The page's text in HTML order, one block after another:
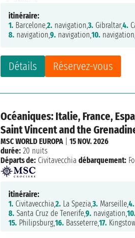
Détails Réservez-vous
itinéraire:
1. Barcelone,2. navigation,3. Gibraltar,4.
8. navigation,9. navigation,10.
Océaniques: Italie, France,
Saint Vincent and the
MSC WORLD EUROPA|15 NOV. 2026
durée: 20 nuits
Départs de: Civitavecchia débarquement:
itinéraire:
1. Civitavecchia,2. La Spezia,3. Marseille,4.
8. Santa Cruz de Tenerife,9. navigation,10.
15. Philipsburg,16. Basseterre,17.